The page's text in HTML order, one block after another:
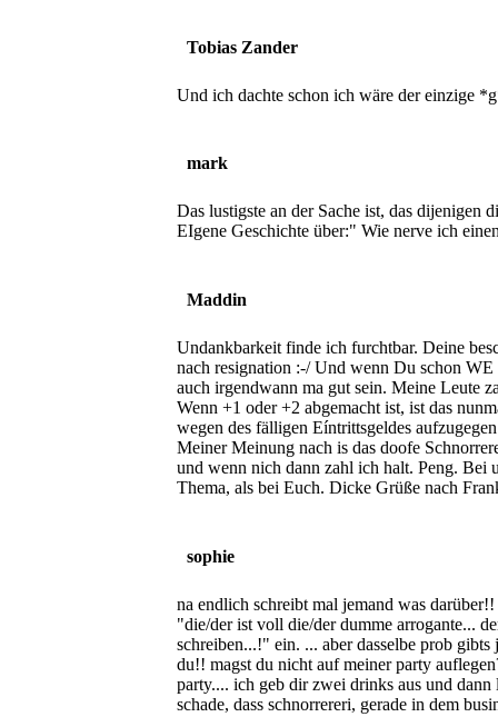
Tobias Zander
Und ich dachte schon ich wäre der einzige
mark
Das lustigste an der Sache ist, das dijenigen
EIgene Geschichte über:" Wie nerve ich
Maddin
Undankbarkeit finde ich furchtbar. Deine
nach resignation :-/ Und wenn Du schon
auch irgendwann ma gut sein. Meine Leute
Wenn +1 oder +2 abgemacht ist, ist das
wegen des fälligen Eíntrittsgeldes
Meiner Meinung nach is das doofe
und wenn nich dann zahl ich halt. Peng. Bei
Thema, als bei Euch. Dicke Grüße nach
sophie
na endlich schreibt mal jemand was
"die/der ist voll die/der dumme arrogante...
schreiben...!" ein. ... aber dasselbe prob
du!! magst du nicht auf meiner party
party.... ich geb dir zwei drinks aus und
schade, dass schnorrereri, gerade in dem